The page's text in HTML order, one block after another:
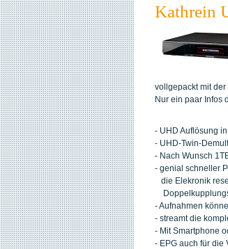
Kathrein
vollgepackt mit
Nur ein paar Infos
- UHD Auflösung
- UHD-Twin-
- Nach Wunsch
- genial schneller
die Elekronik
- Aufnahmen
- streamt die
- Mit Smartphone
- EPG auch für die